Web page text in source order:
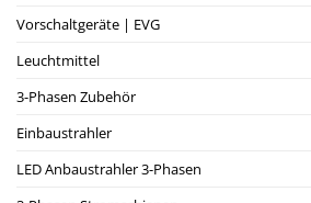
Vorschaltgeräte | EVG
Leuchtmittel
3-Phasen Zubehör
Einbaustrahler
LED Anbaustrahler 3-Phasen